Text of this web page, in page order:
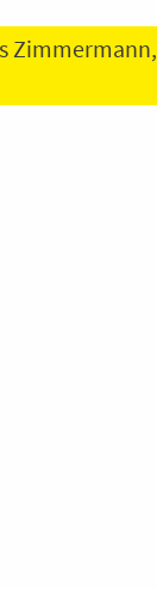
Zimmermann,